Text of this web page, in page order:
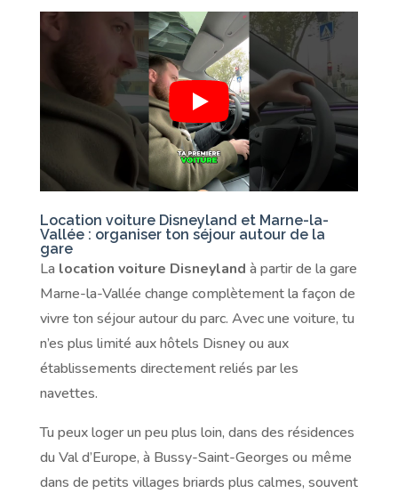
Location voiture Disneyland et Marne-la-
Vallée : organiser ton séjour autour de la
gare
La location voiture Disneyland à partir de la gare
Marne-la-Vallée change complètement la façon de
vivre ton séjour autour du parc. Avec une voiture, tu
n’es plus limité aux hôtels Disney ou aux
établissements directement reliés par les
navettes.
Tu peux loger un peu plus loin, dans des résidences
du Val d’Europe, à Bussy-Saint-Georges ou même
dans de petits villages briards plus calmes, souvent